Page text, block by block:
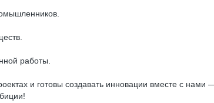
работы.
и готовы создавать инновации вместе с